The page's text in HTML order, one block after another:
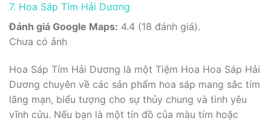
7. Hoa Sáp Tím Hải Dương
Đánh giá Google Maps: 4.4 (18 đánh giá).
Chưa có ảnh
Hoa Sáp Tím Hải Dương là một Tiệm Hoa Hoa Sáp Hải
Dương chuyên về các sản phẩm hoa sáp mang sắc tím
lãng mạn, biểu tượng cho sự thủy chung và tình yêu
vĩnh cửu. Nếu bạn là một tín đồ của màu tím hoặc